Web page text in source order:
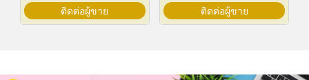
ติดต่อผู้ขาย ติดต่อผู้ขาย